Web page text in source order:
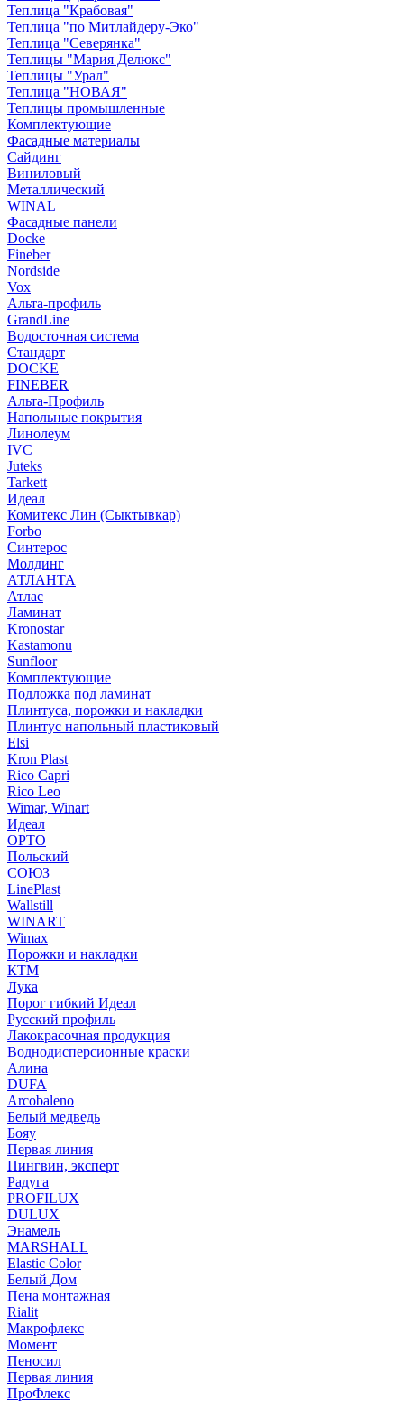
Теплица "Крабовая"
Теплица "по Митлайдеру-Эко"
Теплица "Северянка"
Теплицы "Мария Делюкс"
Теплицы "Урал"
Теплица "НОВАЯ"
Теплицы промышленные
Комплектующие
Фасадные материалы
Сайдинг
Виниловый
Металлический
WINAL
Фасадные панели
Docke
Fineber
Nordside
Vox
Альта-профиль
GrandLine
Водосточная система
Стандарт
DOCKE
FINEBER
Альта-Профиль
Напольные покрытия
Линолеум
IVC
Juteks
Tarkett
Идеал
Комитекс Лин (Сыктывкар)
Forbo
Синтерос
Молдинг
АТЛАНТА
Атлас
Ламинат
Kronostar
Kastamonu
Sunfloor
Комплектующие
Подложка под ламинат
Плинтуса, порожки и накладки
Плинтус напольный пластиковый
Elsi
Kron Plast
Rico Capri
Rico Leo
Wimar, Winart
Идеал
ОРТО
Польский
СОЮЗ
LinePlast
Wallstill
WINART
Wimax
Порожки и накладки
КТМ
Лука
Порог гибкий Идеал
Русский профиль
Лакокрасочная продукция
Воднодисперсионные краски
Алина
DUFA
Arcobaleno
Белый медведь
Бояу
Первая линия
Пингвин, эксперт
Радуга
PROFILUX
DULUX
Энамель
MARSHALL
Elastic Color
Белый Дом
Пена монтажная
Rialit
Макрофлекс
Момент
Пеносил
Первая линия
ПроФлекс